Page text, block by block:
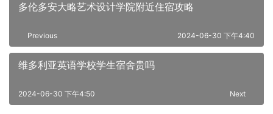
多伦多安大略艺术设计学院附近住宿攻略
Previous 2024-06-30 下午4:40
维多利亚英语学校学生宿舍贵吗
Next
2024-06-30 下午4:50